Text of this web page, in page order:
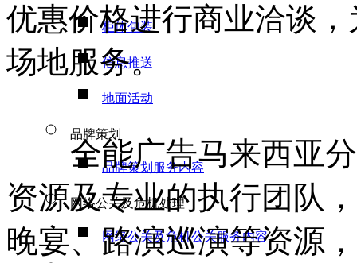
柜体包装
信息推送
地面活动
品牌策划
品牌策划服务内容
网络公关及危机处理
网络公关及危机公关服务内容
优惠价格进行商业洽谈
场地服务。
全能广告马来西亚分
资源及专业的执行团队
晚宴、路演巡演等资源